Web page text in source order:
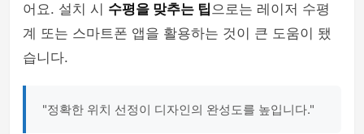
어요. 설치 시 수평을 맞추는 팁으로는 레이저 수평
계 또는 스마트폰 앱을 활용하는 것이 큰 도움이 됐
습니다.
"정확한 위치 선정이 디자인의 완성도를 높입니다."